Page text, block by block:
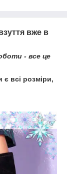
вже в
- все це
є всі розміри,